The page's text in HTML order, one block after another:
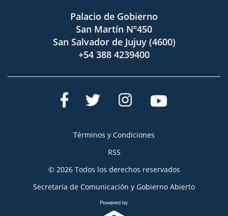
Palacio de Gobierno
San Martín Nº450
San Salvador de Jujuy (4600)
+54 388 4239400
Términos y Condiciones
RSS
© 2026 Todos los derechos reservados
Secretaría de Comunicación y Gobierno Abierto